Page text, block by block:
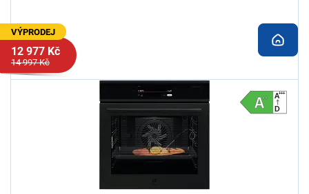
VÝPRODEJ
12 977 Kč
14 997 Kč